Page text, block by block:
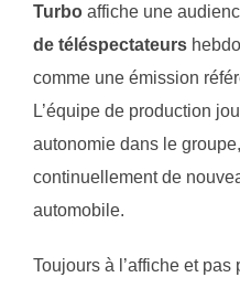
Turbo affiche une
de téléspectateurs
comme une émission
L’équipe de production
autonomie dans le
continuellement de
automobile.
Toujours à l’affiche et